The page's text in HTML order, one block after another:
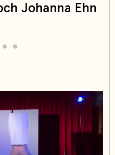
Johanna Ehn